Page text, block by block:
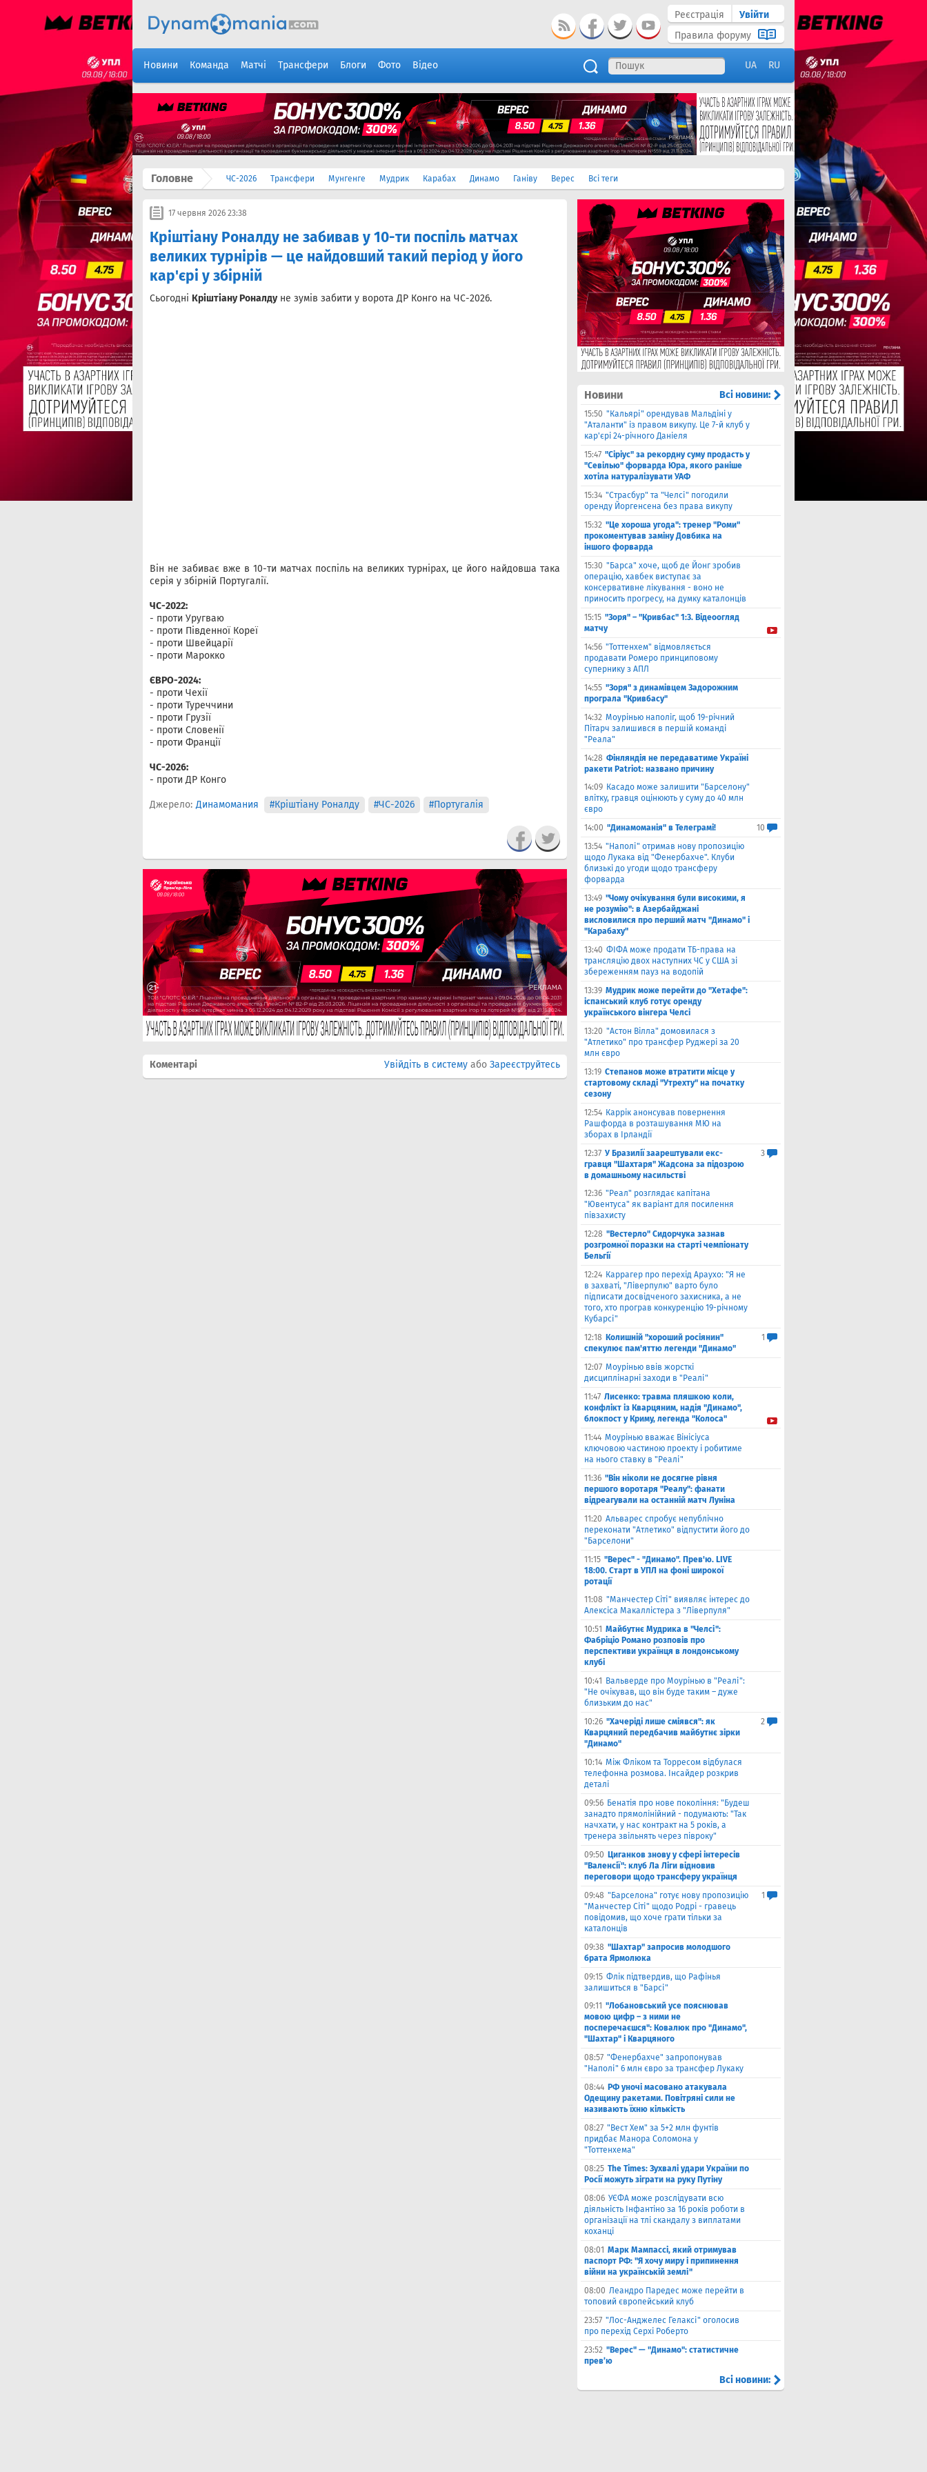
Реєстрація
Увійти
Правила форуму
Новини Команда Матчі Трансфери Блоги Фото Відео UA RU
Головне ЧС-2026 Трансфери Мунгенге Мудрик Карабах Динамо Ганіву Верес Всі теги
17 червня 2026 23:38
Кріштіану Роналду не забивав у 10-ти поспіль матчах
великих турнірів — це найдовший такий період у його
кар'єрі у збірній
Сьогодні Кріштіану Роналдуне зумів забити у ворота ДР Конго на ЧС-2026.
Він не забиває вже в 10-ти матчах поспіль на великих турнірах, це його найдовша така
серія у збірній Португалії.
ЧС-2022:
- проти Уругваю
- проти Південної Кореї
- проти Швейцарії
- проти Марокко
ЄВРО-2024:
- проти Чехії
- проти Туреччини
- проти Грузії
- проти Словенії
- проти Франції
ЧС-2026:
- проти ДР Конго
Джерело: Динамомания #Кріштіану Роналду #ЧС-2026 #Португалія
Коментарі Увійдіть в систему або Зареєструйтесь
Новини Всі новини:
15:50 "Кальярі" орендував Мальдіні у
"Аталанти" із правом викупу. Це 7-й клуб у
кар'єрі 24-річного Даніеля
15:47 "Сіріус" за рекордну суму продасть у
"Севілью" форварда Юра, якого раніше
хотіла натуралізувати УАФ
15:34 "Страсбур" та "Челсі" погодили
оренду Йоргенсена без права викупу
15:32 "Це хороша угода": тренер "Роми"
прокоментував заміну Довбика на
іншого форварда
15:30 "Барса" хоче, щоб де Йонг зробив
операцію, хавбек виступає за
консервативне лікування - воно не
приносить прогресу, на думку каталонців
15:15 "Зоря" – "Кривбас" 1:3. Відеоогляд
матчу
14:56 "Тоттенхем" відмовляється
продавати Ромеро принциповому
супернику з АПЛ
14:55 "Зоря" з динамівцем Задорожним
програла "Кривбасу"
14:32 Моурінью наполіг, щоб 19-річний
Пітарч залишився в першій команді
"Реала"
14:28 Фінляндія не передаватиме Україні
ракети Patriot: названо причину
14:09 Касадо може залишити "Барселону"
влітку, гравця оцінюють у суму до 40 млн
євро
14:00 "Динамоманія" в Телеграмі!
10
13:54 "Наполі" отримав нову пропозицію
щодо Лукака від "Фенербахче". Клуби
близькі до угоди щодо трансферу
форварда
13:49 "Чому очікування були високими, я
не розумію": в Азербайджані
висловилися про перший матч "Динамо" і
"Карабаху"
13:40 ФІФА може продати ТБ-права на
трансляцію двох наступних ЧС у США зі
збереженням пауз на водопій
13:39 Мудрик може перейти до "Хетафе":
іспанський клуб готує оренду
українського вінгера Челсі
13:20 "Астон Вілла" домовилася з
"Атлетико" про трансфер Руджері за 20
млн євро
13:19 Степанов може втратити місце у
стартовому складі "Утрехту" на початку
сезону
12:54 Каррік анонсував повернення
Рашфорда в розташування МЮ на
зборах в Ірландії
12:37 У Бразилії заарештували екс-
гравця "Шахтаря" Жадсона за підозрою
в домашньому насильстві
3
12:36 "Реал" розглядає капітана
"Ювентуса" як варіант для посилення
півзахисту
12:28 "Вестерло" Сидорчука зазнав
розгромної поразки на старті чемпіонату
Бельгії
12:24 Каррагер про перехід Араухо: "Я не
в захваті, "Ліверпулю" варто було
підписати досвідченого захисника, а не
того, хто програв конкуренцію 19-річному
Кубарсі"
12:18 Колишнiй "хороший росіянин"
спекулює пам'яттю легенди "Динамо"
1
12:07 Моурінью ввів жорсткі
дисциплінарні заходи в "Реалі"
11:47 Лисенко: травма пляшкою коли,
конфлікт із Кварцяним, надія "Динамо",
блокпост у Криму, легенда "Колоса"
11:44 Моурінью вважає Вінісіуса
ключовою частиною проекту і робитиме
на нього ставку в "Реалі"
11:36 "Він ніколи не досягне рівня
першого воротаря "Реалу": фанати
відреагували на останній матч Луніна
11:20 Альварес спробує непублічно
переконати "Атлетико" відпустити його до
"Барселони"
11:15 "Верес" - "Динамо". Прев'ю. LIVE
18:00. Старт в УПЛ на фоні широкої
ротації
11:08 "Манчестер Сіті" виявляє інтерес до
Алексіса Макаллістера з "Ліверпуля"
10:51 Майбутнє Мудрика в "Челсі":
Фабріціо Романо розповів про
перспективи українця в лондонському
клубі
10:41
Вальверде про Моурінью в "Реалі":
"Не очікував, що він буде таким – дуже
близьким до нас"
10:26 "Хачеріді лише сміявся": як
Кварцяний передбачив майбутнє зірки
"Динамо"
2
10:14 Між Фліком та Торресом відбулася
телефонна розмова. Інсайдер розкрив
деталі
09:56 Бенатія про нове покоління: "Будеш
занадто прямолінійний - подумають: "Так
начхати, у нас контракт на 5 років, а
тренера звільнять через півроку"
09:50 Циганков знову у сфері інтересів
"Валенсії": клуб Ла Ліги відновив
переговори щодо трансферу українця
09:48 "Барселона" готує нову пропозицію
"Манчестер Сіті" щодо Родрі - гравець
повідомив, що хоче грати тільки за
каталонців
1
09:38 "Шахтар" запросив молодшого
брата Ярмолюка
09:15 Флік підтвердив, що Рафінья
залишиться в "Барсі"
09:11 "Лобановський усе пояснював
мовою цифр – з ними не
посперечаєшся": Ковалюк про "Динамо",
"Шахтар" і Кварцяного
08:57 "Фенербахче" запропонував
"Наполі" 6 млн євро за трансфер Лукаку
08:44 РФ уночі масовано атакувала
Одещину ракетами. Повітряні сили не
називають їхню кількість
08:27 "Вест Хем" за 5+2 млн фунтів
придбає Манора Соломона у
"Тоттенхема"
08:25 The Times: Зухвалі удари України по
Росії можуть зіграти на руку Путіну
08:06 УЄФА може розслідувати всю
діяльність Інфантіно за 16 років роботи в
організації на тлі скандалу з виплатами
коханці
08:01 Марк Мампассі, який отримував
паспорт РФ: "Я хочу миру і припинення
війни на українській землі"
08:00 Леандро Паредес може перейти в
топовий європейський клуб
23:57 "Лос-Анджелес Гелаксі" оголосив
про перехід Серхі Роберто
23:52 "Верес" — "Динамо": статистичне
прев’ю
Всі новини: